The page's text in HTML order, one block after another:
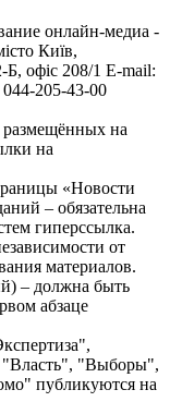
онлайн-медиа -
Київ,
офіс 208/1 E-mail:
205-43-00
на
на
«Новости
– обязательна
гиперссылка.
от
материалов.
– должна быть
абзаце
"Власть", "Выборы",
публикуются на